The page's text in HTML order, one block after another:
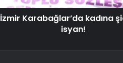
İzmir Karabağlar’da kadına
isyan!